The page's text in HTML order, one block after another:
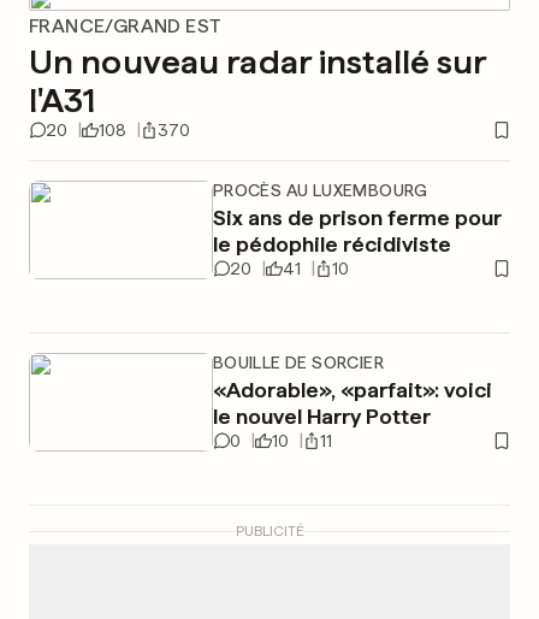
FRANCE/GRAND EST
Un nouveau radar installé sur
l'A31
20 108 370
PROCÈS AU LUXEMBOURG
Six ans de prison ferme pour
le pédophile récidiviste
20 41 10
BOUILLE DE SORCIER
«Adorable», «parfait»: voici
le nouvel Harry Potter
0 10 11
PUBLICITÉ